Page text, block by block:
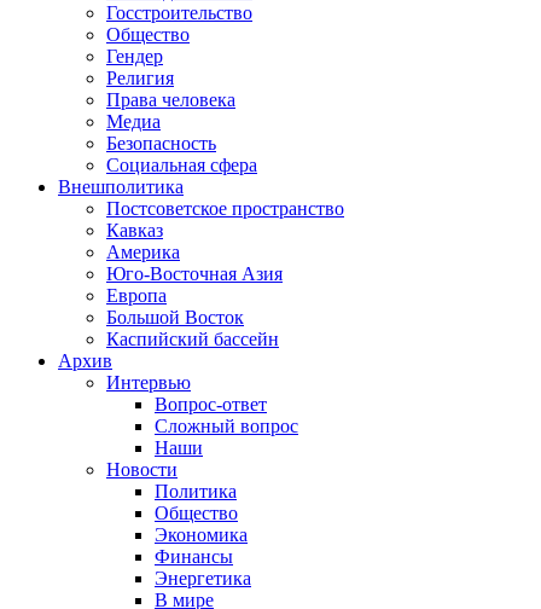
Госстроительство
Общество
Гендер
Религия
Права человека
Медиа
Безопасность
Социальная сфера
Внешполитика
Постсоветское пространство
Кавказ
Америка
Юго-Восточная Азия
Европа
Большой Восток
Каспийский бассейн
Архив
Интервью
Вопрос-ответ
Сложный вопрос
Наши
Новости
Политика
Общество
Экономика
Финансы
Энергетика
В мире